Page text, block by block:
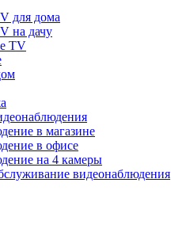
для дома
на дачу
TV
в магазине
в офисе
на 4 камеры
видеонаблюдения